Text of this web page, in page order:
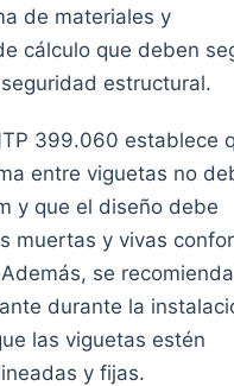
de materiales y
cálculo que deben
estructural.
399.060 establece
entre viguetas no
y que el diseño debe
muertas y vivas
se
durante la
las viguetas estén
y fijas.